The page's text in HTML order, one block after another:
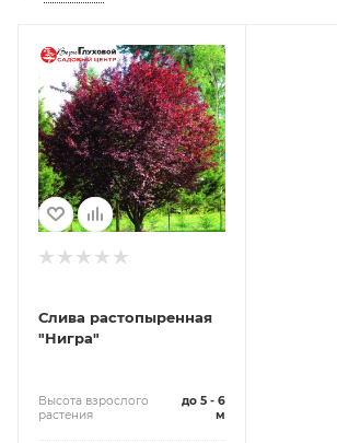
Слива растопыренная
"Нигра"
Высота взрослого
растения
до 5 - 6
м